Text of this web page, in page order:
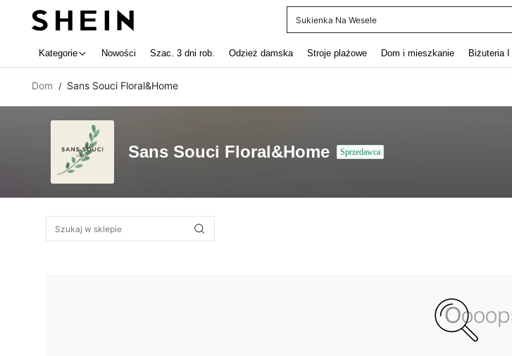
Sukienka Na Wesele
Kategorie Nowości Szac. 3 dni rob. Odzież damska Stroje plażowe Dom i mieszkanie Biżuteria
Dom / Sans Souci Floral&Home
Sans Souci Floral&Home Sprzedawca